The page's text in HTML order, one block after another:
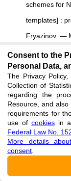
schemes for
templates] :
Fryazinov. —
Mathematics
— P.14–16.
See reference
Varaksin A.
chasticami
Varaksin. —
Consent to the
Personal Data,
The Privacy
Collection of
regarding the
Resource, and
requirements for
use of cookiesin
Federal Law No.
More details
consent